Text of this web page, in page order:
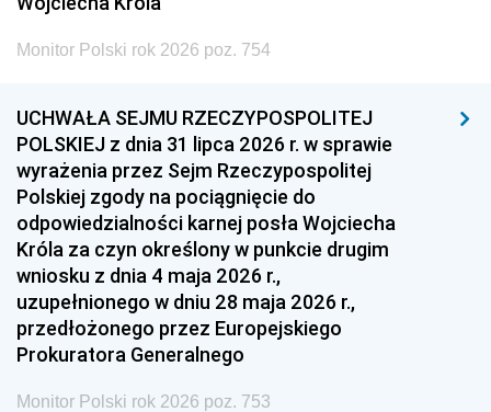
Monitor Polski rok 2026 poz. 754
UCHWAŁA SEJMU RZECZYPOSPOLITEJ
POLSKIEJ z dnia 31 lipca 2026 r. w sprawie
wyrażenia przez Sejm Rzeczypospolitej
Polskiej zgody na pociągnięcie do
odpowiedzialności karnej posła Wojciecha
Króla za czyn określony w punkcie drugim
wniosku z dnia 4 maja 2026 r.,
uzupełnionego w dniu 28 maja 2026 r.,
przedłożonego przez Europejskiego
Prokuratora Generalnego
Monitor Polski rok 2026 poz. 753